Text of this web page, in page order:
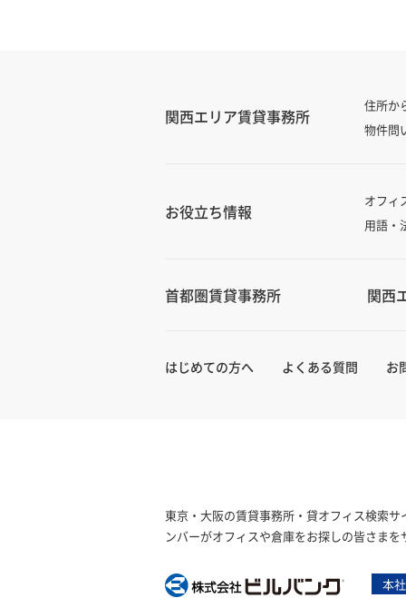
関西エリア賃貸事務所
住所か
物件問
お役立ち情報
オフィ
用語・
首都圏賃貸事務所 関西
はじめての方へ よくある質問 お
東京・大阪の賃貸事務所・貸オフィス検索
ンバーがオフィスや倉庫をお探しの皆さま
株式会
本